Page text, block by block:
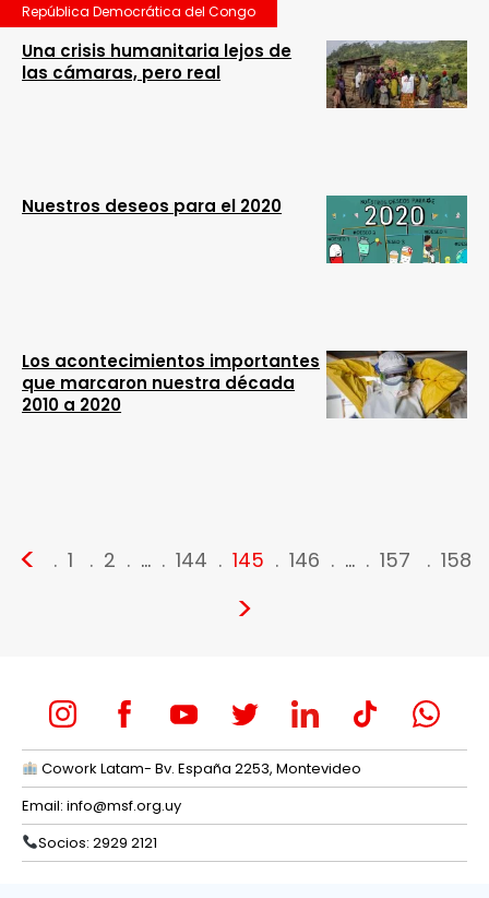
República Democrática del Congo
Una crisis humanitaria lejos de
las cámaras, pero real
Nuestros deseos para el 2020
Los acontecimientos importantes
que marcaron nuestra década
2010 a 2020
< 1 2 … 144 145 146 … 157 158
>
Cowork Latam- Bv. España 2253, Montevideo
Email: info@msf.org.uy
Socios: 2929 2121